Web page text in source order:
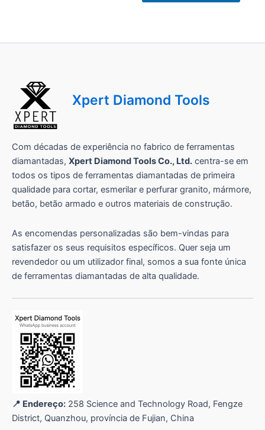
Xpert Diamond Tools
Com décadas de experiência no fabrico de ferramentas
diamantadas, Xpert Diamond Tools Co., Ltd. centra-se em
todos os tipos de ferramentas diamantadas de primeira
qualidade para cortar, esmerilar e perfurar granito, mármore,
betão, betão armado e outros materiais de construção.
As encomendas personalizadas são bem-vindas para
satisfazer os seus requisitos específicos. Quer seja um
revendedor ou um utilizador final, somos a sua fonte única
de ferramentas diamantadas de alta qualidade.
📍 Endereço: 258 Science and Technology Road, Fengze
District, Quanzhou, província de Fujian, China